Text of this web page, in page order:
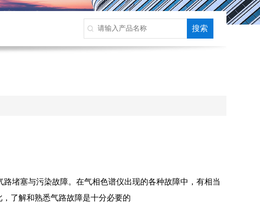
堵塞与污染故障。在气相色谱仪出现的各种故障中，有相当
了解和熟悉气路故障是十分必要的